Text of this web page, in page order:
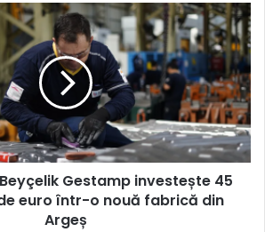
Gestamp investește 45
euro într-o nouă fabrică din
Argeș